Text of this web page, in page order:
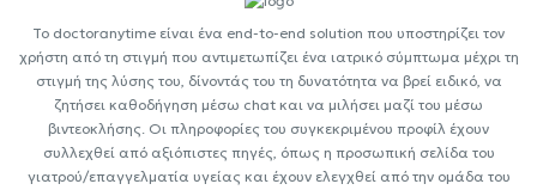
Το doctoranytime είναι ένα end-to-end solution που υποστηρίζει τον
χρήστη από τη στιγμή που αντιμετωπίζει ένα ιατρικό σύμπτωμα μέχρι τη
στιγμή της λύσης του, δίνοντάς του τη δυνατότητα να βρεί ειδικό, να
ζητήσει καθοδήγηση μέσω chat και να μιλήσει μαζί του μέσω
βιντεοκλήσης. Οι πληροφορίες του συγκεκριμένου προφίλ έχουν
συλλεχθεί από αξιόπιστες πηγές, όπως η προσωπική σελίδα του
γιατρού/επαγγελματία υγείας και έχουν ελεγχθεί από την ομάδα του